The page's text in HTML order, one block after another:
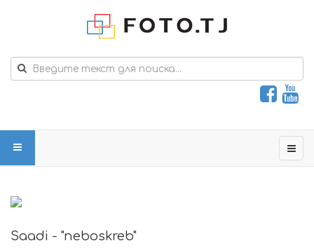
Saadi - "neboskreb"